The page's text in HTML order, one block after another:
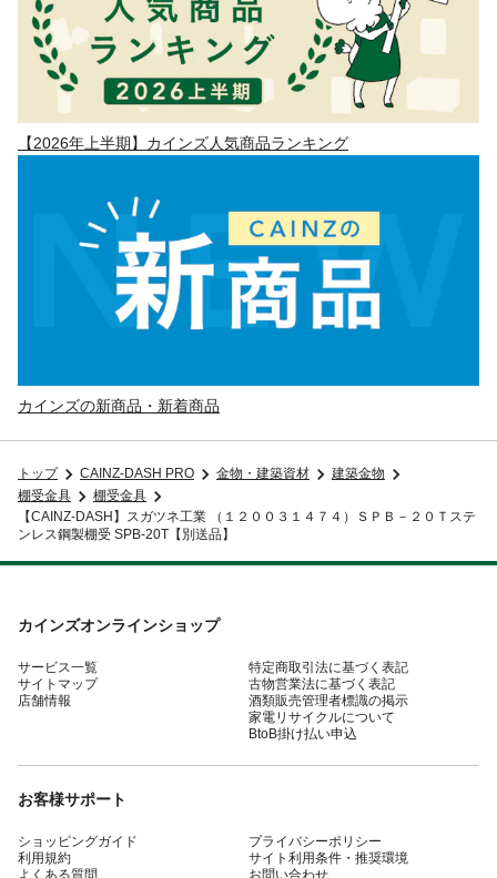
【2026年上半期】カインズ人気商品ランキング
カインズの新商品・新着商品
トップ CAINZ-DASH PRO 金物・建築資材
建築金物
棚受金具
棚受金具
【CAINZ-DASH】スガツネ工業 （１２００３１４７４）ＳＰＢ－２０Ｔステ
ンレス鋼製棚受 SPB-20T【別送品】
カインズオンラインショップ
サービス一覧
サイトマップ
店舗情報
特定商取引法に基づく表記
古物営業法に基づく表記
酒類販売管理者標識の掲示
家電リサイクルについて
BtoB掛け払い申込
お客様サポート
ショッピングガイド
利用規約
よくある質問
プライバシーポリシー
サイト利用条件・推奨環境
お問い合わせ